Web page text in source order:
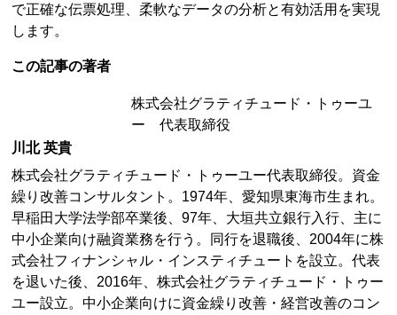
で正確な伝票処理、柔軟なデータの分析と有効活用を実現
します。
この記事の著者
株式会社グラティチュード・トゥーユ
ー 代表取締役
川北 英貴
株式会社グラティチュード・トゥーユー代表取締役。資金
繰り改善コンサルタント。1974年、愛知県東海市生まれ。
早稲田大学法学部卒業後、97年、大垣共立銀行入行、主に
中小企業向け融資業務を行う。同行を退職後、2004年に株
式会社フィナンシャル・インスティチュートを設立。代表
を退いた後、2016年、株式会社グラティチュード・トゥー
ユー設立。中小企業向けに資金繰り改善・経営改善のコン